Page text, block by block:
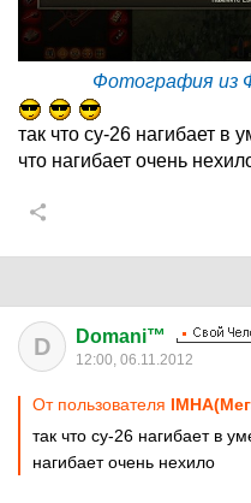
Фотография из
так что су-26 нагибает в
что нагибает очень
D Domani™
12:00, 06.11.2012
От пользователя
так что су-26 нагибает в
нагибает очень нехило